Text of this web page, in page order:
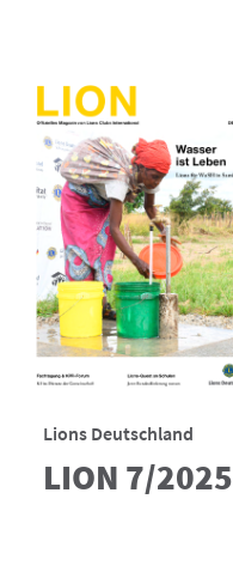
Lions Deutschland
LION 7/2025